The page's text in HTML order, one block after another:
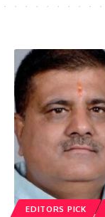
EDITORS PICK